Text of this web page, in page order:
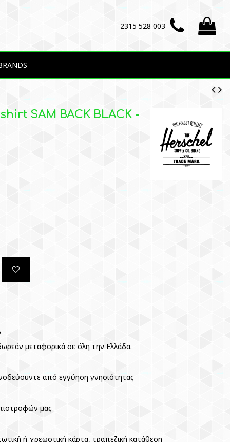
2315 528 003
SAM BACK BLACK -
μεταφορικά σε όλη την Ελλάδα.
από εγγύηση γνησιότητας
μας
ή χρεωστική κάρτα, τραπεζική κατάθεση